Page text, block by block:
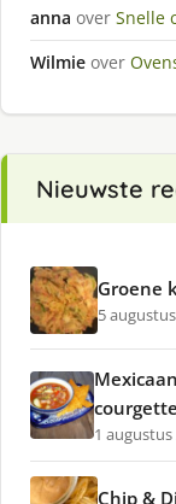
anna over Snelle
Wilmie over
Nieuwste
Groene
5
courgette
1 augustus
Chip &